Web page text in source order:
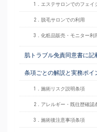
1．エステサロンでのフェイ
2．脱毛サロンでの利用
3．化粧品販売・モニター利
肌トラブル免責同意書に記
条項ごとの解説と実務ポイ
1．施術リスク説明条項
2．アレルギー・既往歴確認
3．施術後注意事項条項